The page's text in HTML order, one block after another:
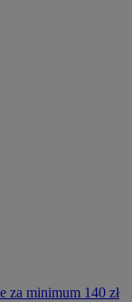
za minimum 140 zł